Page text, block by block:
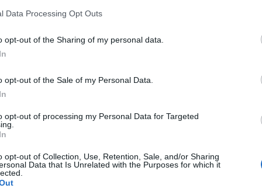
Data Processing Opt Outs
opt-out of the Sharing of my personal data.
opt-out of the Sale of my Personal Data.
opt-out of processing my Personal Data for Targeted
opt-out of Collection, Use, Retention, Sale, and/or Sharing
Data that Is Unrelated with the Purposes for which it
influencia de las políticas
a medicamentos
la influencia de las políticas públicas de salud
La Jornada tendrá lugar hoy a las 18 horas en la
de Medicina de la Universidad Complutense de
huérfanos